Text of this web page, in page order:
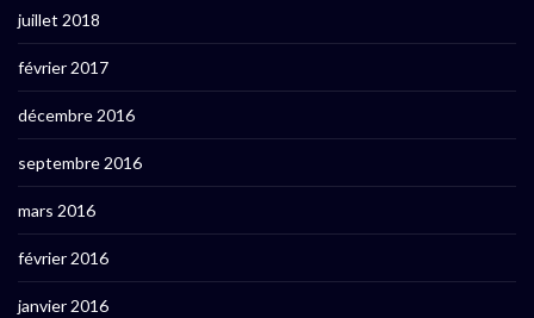
juillet 2018
février 2017
décembre 2016
septembre 2016
mars 2016
février 2016
janvier 2016